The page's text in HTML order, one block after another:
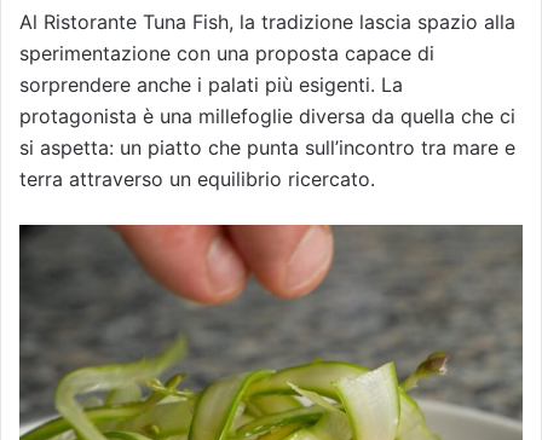
Al Ristorante Tuna Fish, la tradizione lascia spazio alla
sperimentazione con una proposta capace di
sorprendere anche i palati più esigenti. La
protagonista è una millefoglie diversa da quella che ci
si aspetta: un piatto che punta sull’incontro tra mare e
terra attraverso un equilibrio ricercato.